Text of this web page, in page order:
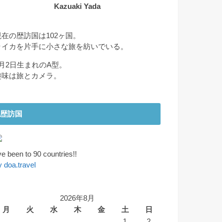
Kazuaki Yada
の歴訪国は102ヶ国。
カを片手に小さな旅を紡いでいる。
2日生まれのA型。
は旅とカメラ。
歴訪国
been to 90 countries!!
doa.travel
2026年8月
月
火 水 木 金 土
日